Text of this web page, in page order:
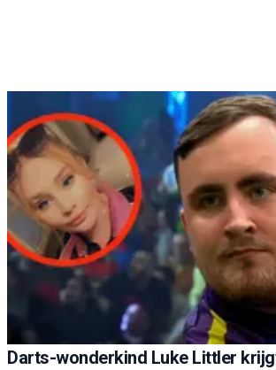
Darts-wonderkind Luke Littler